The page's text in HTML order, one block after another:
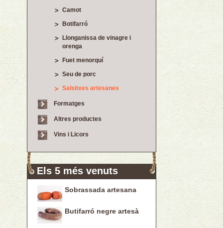
Camot
Botifarró
Llonganissa de vinagre i
orenga
Fuet menorquí
Seu de porc
Salsitxes artesanes
Formatges
Altres productes
Vins i Licors
Els 5 més venuts
Sobrassada artesana
Butifarró negre artesà